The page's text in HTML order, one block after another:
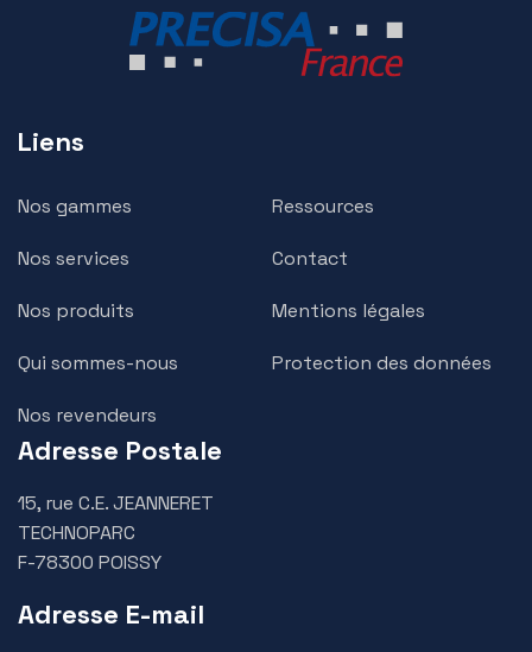
Liens
Nos gammes
Nos services
Nos produits
Qui sommes-nous
Nos revendeurs
Ressources
Contact
Mentions légales
Protection des données
Adresse Postale
15, rue C.E. JEANNERET
TECHNOPARC
F-78300 POISSY
Adresse E-mail